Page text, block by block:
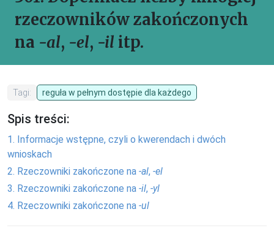
rzeczowników zakończonych
na -al, -el, -il itp.
Tagi: reguła w pełnym dostępie dla każdego
Spis treści:
1. Informacje wstępne, czyli o kwerendach i dwóch
wnioskach
2. Rzeczowniki zakończone na -al, -el
3. Rzeczowniki zakończone na -il, -yl
4. Rzeczowniki zakończone na -ul